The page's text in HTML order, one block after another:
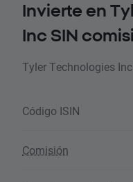
Invierte en
Inc SIN
Tyler Technologies Inc
Código ISIN
Comisión